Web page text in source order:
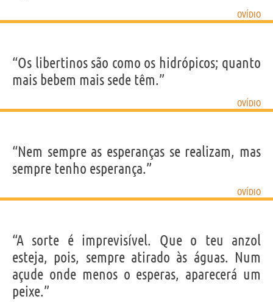
OVÍDIO
“Os libertinos são como os hidrópicos; quanto
mais bebem mais sede têm.”
OVÍDIO
“Nem sempre as esperanças se realizam, mas
sempre tenho esperança.”
OVÍDIO
“A sorte é imprevisível. Que o teu anzol
esteja, pois, sempre atirado às águas. Num
açude onde menos o esperas, aparecerá um
peixe.”